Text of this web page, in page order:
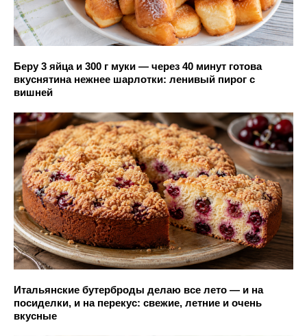
Беру 3 яйца и 300 г муки — через 40 минут готова
вкуснятина нежнее шарлотки: ленивый пирог с
вишней
Итальянские бутерброды делаю все лето — и на
посиделки, и на перекус: свежие, летние и очень
вкусные